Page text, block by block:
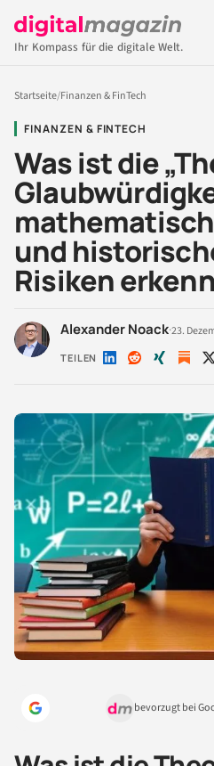
Ihr Kompass für die digitale Welt.
Startseite/Finanzen & FinTech
FINANZEN & FINTECH
Was ist die
und
Risiken
Alexander Noack·23.
TEILEN Auf Auf Auf
bevorzugt bei